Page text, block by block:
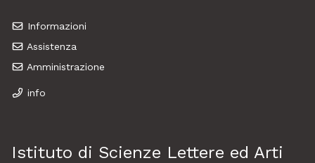
Informazioni
Assistenza
Amministrazione
info
Istituto di Scienze Lettere ed Arti